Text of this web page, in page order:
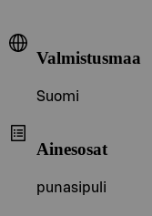
Valmistusmaa
Suomi
Ainesosat
punasipuli